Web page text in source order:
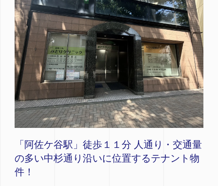
「阿佐ケ谷駅」徒歩１１分 人通り・交通量
の多い中杉通り沿いに位置するテナント物
件！